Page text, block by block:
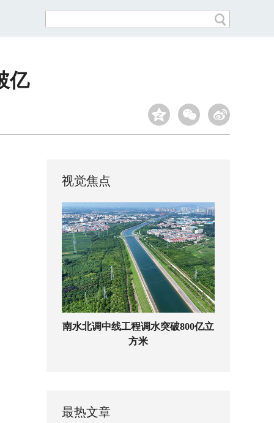
亿
视觉焦点
南水北调中线工程调水突破800亿立
方米
最热文章